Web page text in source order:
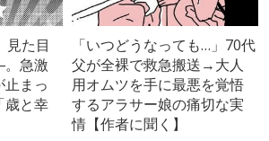
見た目
急激
止まっ
歳と幸
「いつどうなっても…」70代
父が全裸で救急搬送→大人
用オムツを手に最悪を覚悟
するアラサー娘の痛切な実
情【作者に聞く】